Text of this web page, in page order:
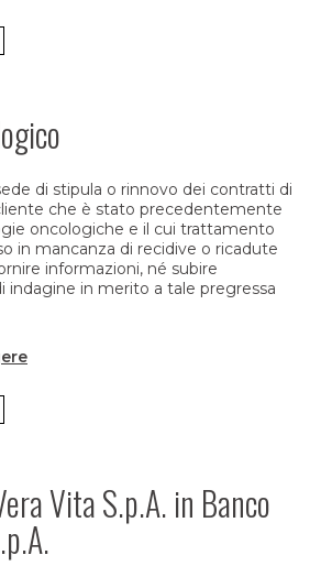
di stipula o rinnovo dei contratti di
che è stato precedentemente
oncologiche e il cui trattamento
in mancanza di recidive o ricadute
informazioni, né subire
indagine in merito a tale pregressa
Vita S.p.A. in Banco